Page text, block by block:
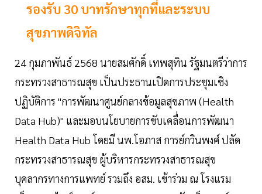
รองรับ 30 บาทรักษาทุกที่และระบบ
สุขภาพดิจิทัล
24 กุมภาพันธ์ 2568 นายสมศักดิ์ เทพสุทิน รัฐมนตรีว่าการ
กระทรวงสาธารณสุข เป็นประธานเปิดการประชุมเชิง
ปฏิบัติการ "การพัฒนาศูนย์กลางข้อมูลสุขภาพ (Health
Data Hub)" และมอบนโยบายการขับเคลื่อนการพัฒนา
Health Data Hub โดยมี นพ.โอภาส การย์กวินพงศ์ ปลัด
กระทรวงสาธารณสุข ผู้บริหารกระทรวงสาธารณสุข
บุคลากรทางการแพทย์ รวมถึง อสม. เข้าร่วม ณ โรงแรม